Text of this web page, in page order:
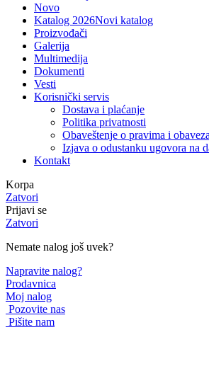
Novo
Katalog 2026Novi katalog
Proizvođači
Galerija
Multimedija
Dokumenti
Vesti
Korisnički servis
Dostava i plaćanje
Politika privatnosti
Obaveštenje o pravima i
Izjava o odustanku ugovora na
Kontakt
Korpa
Zatvori
Prijavi se
Zatvori
Nemate nalog još uvek?
Napravite nalog?
Prodavnica
Moj nalog
Pozovite nas
Pišite nam